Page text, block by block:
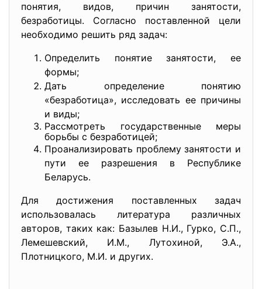
понятия, видов, причин занятости,
безработицы. Согласно поставленной цели
необходимо решить ряд задач:
Определить понятие занятости, ее
формы;
Дать определение понятию
«безработица», исследовать ее причины
и виды;
Рассмотреть государственные меры
борьбы с безработицей;
Проанализировать проблему занятости и
пути ее разрешения в Республике
Беларусь.
Для достижения поставленных задач
использовалась литература различных
авторов, таких как: Базылев Н.И., Гурко, С.П.,
Лемешевский, И.М., Лутохиной, Э.А.,
Плотницкого, М.И. и других.